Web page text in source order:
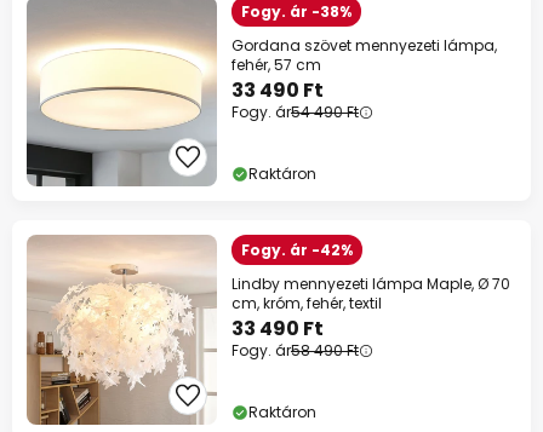
Fogy. ár -38%
Gordana szövet mennyezeti lámpa,
fehér, 57 cm
33 490 Ft
Fogy. ár54 490 Ft
Raktáron
Fogy. ár -42%
Lindby mennyezeti lámpa Maple, Ø 70
cm, króm, fehér, textil
33 490 Ft
Fogy. ár58 490 Ft
Raktáron